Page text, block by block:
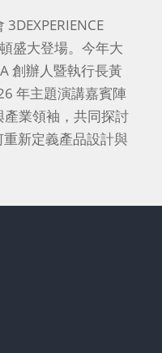
盛大登場。今年大
創辦人暨執行長黃
年主題演講嘉賓陣
業領袖，共同探討
新定義產品設計與